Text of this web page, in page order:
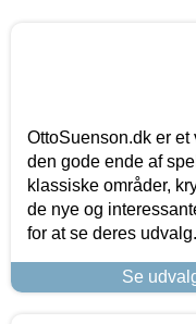
OttoSuenson.dk er et
den gode ende af
klassiske områder,
de nye og
for at se deres udvalg.
Se